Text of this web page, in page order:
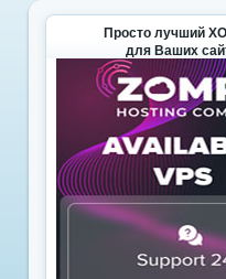
Просто лучший
для Ваших